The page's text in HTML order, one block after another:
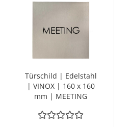
Tür­schild | Edel­stahl
| VINOX | 160 x 160
mm | MEE­TING